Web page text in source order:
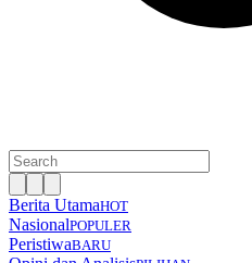
Berita UtamaHOT
NasionalPOPULER
PeristiwaBARU